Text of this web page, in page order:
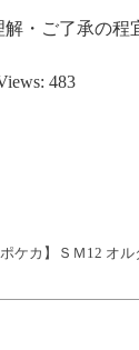
・ご了承の程
483
ケカ】ＳＭ12 オ